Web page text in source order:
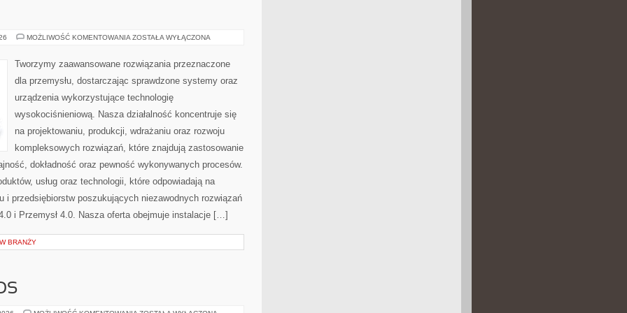
MOŻLIWOŚĆ KOMENTOWANIA PRZEMYSŁ
ZOSTAŁA WYŁĄCZONA
Tworzymy zaawansowane rozwiązania przeznaczone
dla przemysłu, dostarczając sprawdzone systemy oraz
urządzenia wykorzystujące technologię
wysokociśnieniową. Nasza działalność koncentruje się
na projektowaniu, produkcji, wdrażaniu oraz rozwoju
kompleksowych rozwiązań, które znajdują zastosowanie
dokładność oraz pewność wykonywanych procesów.
usług oraz technologii, które odpowiadają na
i przedsiębiorstw poszukujących niezawodnych rozwiązań
i Przemysł 4.0. Nasza oferta obejmuje instalacje […]
BRANŻY